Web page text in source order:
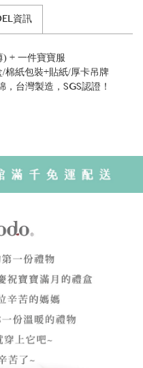
資訊
) + 一件寶寶服
棉紙包裝+貼紙/厚卡吊牌
台灣製造，SGS認證！